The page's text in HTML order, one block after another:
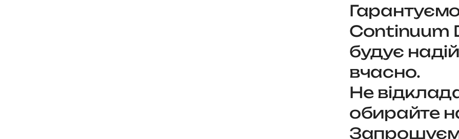
Continuum
будує
вчасно.
Не
обирайте